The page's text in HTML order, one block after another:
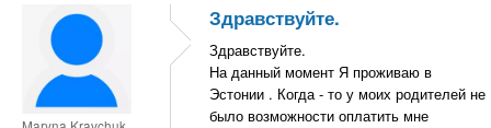
Здравствуйте.
Здравствуйте.
На данный момент Я проживаю в
Эстонии . Когда - то у моих родителей не
было возможности оплатить мне